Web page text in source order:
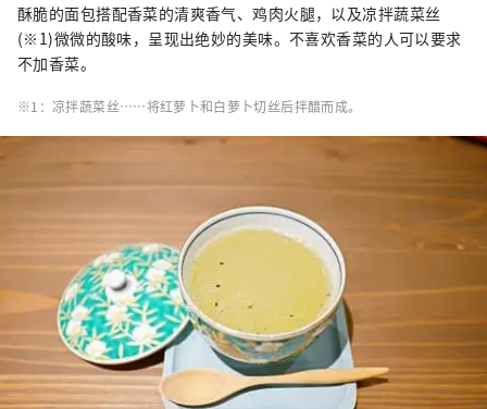
酥脆的面包搭配香菜的清爽香气、鸡肉火腿，以及凉拌蔬菜丝
(※1)微微的酸味，呈现出绝妙的美味。不喜欢香菜的人可以要求
不加香菜。
※1：凉拌蔬菜丝……将红萝卜和白萝卜切丝后拌醋而成。